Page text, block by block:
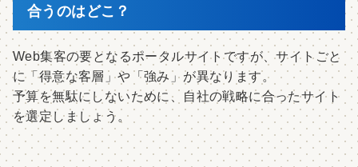
合うのはどこ？
Web集客の要となるポータルサイトですが、サイトごと
に「得意な客層」や「強み」が異なります。
予算を無駄にしないために、自社の戦略に合ったサイト
を選定しましょう。